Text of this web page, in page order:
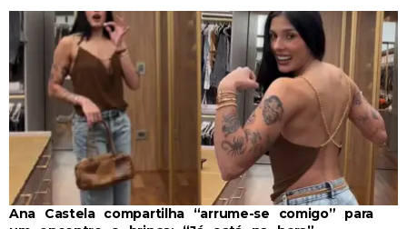
Ana Castela compartilha “arrume-se comigo” para